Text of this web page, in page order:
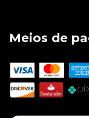
Meios de